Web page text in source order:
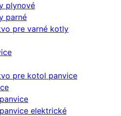
plynové
parné
pre varné kotly
pre kotol panvice
elektrické